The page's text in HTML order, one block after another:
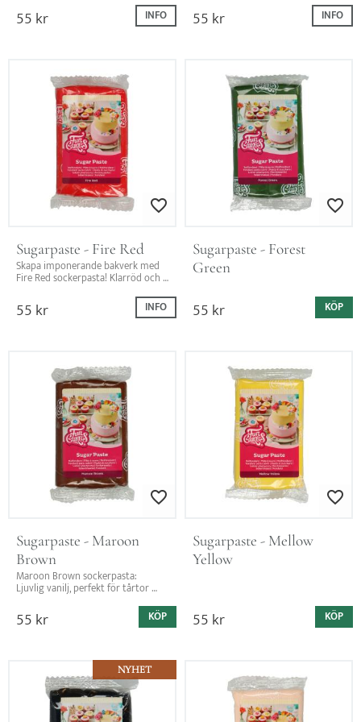
55kr INFO 55kr INFO
Lägg till i favoriter
Sugarpaste - Fire Red
Skapa imponerande bakverk med
Fire Red sockerpasta! Klarröd och
modellering!
55kr INFO
Lägg till i
Sugarpaste - Forest
Green
55kr KÖP
Lägg till i favoriter
Sugarpaste - Maroon
Brown
Maroon Brown sockerpasta:
Ljuvlig vanilj, perfekt för tårtor
dekorationer med stil!
55kr KÖP
Lägg till i
Sugarpaste - Mellow
Yellow
55kr KÖP
NYHET